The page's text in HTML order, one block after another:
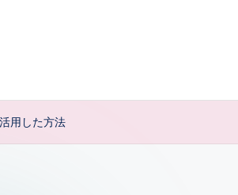
用した方法